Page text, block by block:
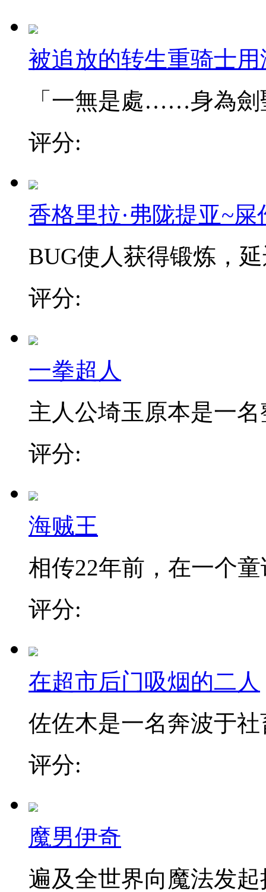
被追放的转生重骑士
「一無是處……身為劍
评分:
香格里拉·弗陇提亚~
BUG使人获得锻炼，
评分:
一拳超人
主人公埼玉原本是一名
评分:
海贼王
相传22年前，在一个
评分:
在超市后门吸烟的二人
佐佐木是一名奔波于社
评分:
魔男伊奇
遍及全世界向魔法发起